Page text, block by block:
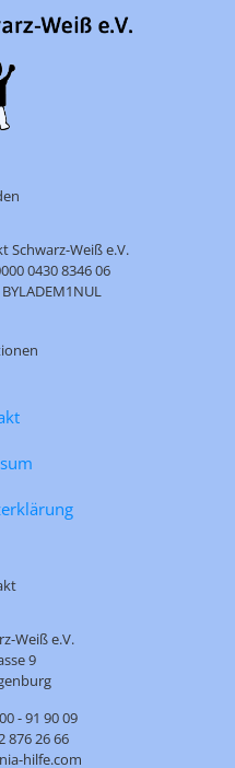
Schwarz-Weiß e.V.
0430 8346 06
Weiß e.V.
9
- 91 90 09
876 26 66
hilfe.com